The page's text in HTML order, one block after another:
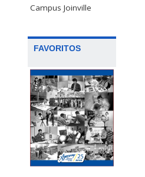
Campus Joinville
FAVORITOS